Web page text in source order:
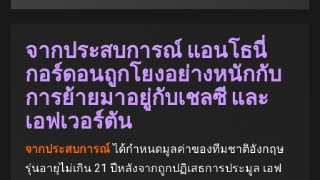
จากประสบการณ์ แอนโธนี่
กอร์ดอนถูกโยงอย่างหนักกับ
การย้ายมาอยู่กับเชลซี และ
เอฟเวอร์ตัน
จากประสบการณ์ได้กําหนดมูลค่าของทีมชาติอังกฤษ
รุ่นอายุไม่เกิน 21 ปีหลังจากถูกปฏิเสธการประมูล เอฟ